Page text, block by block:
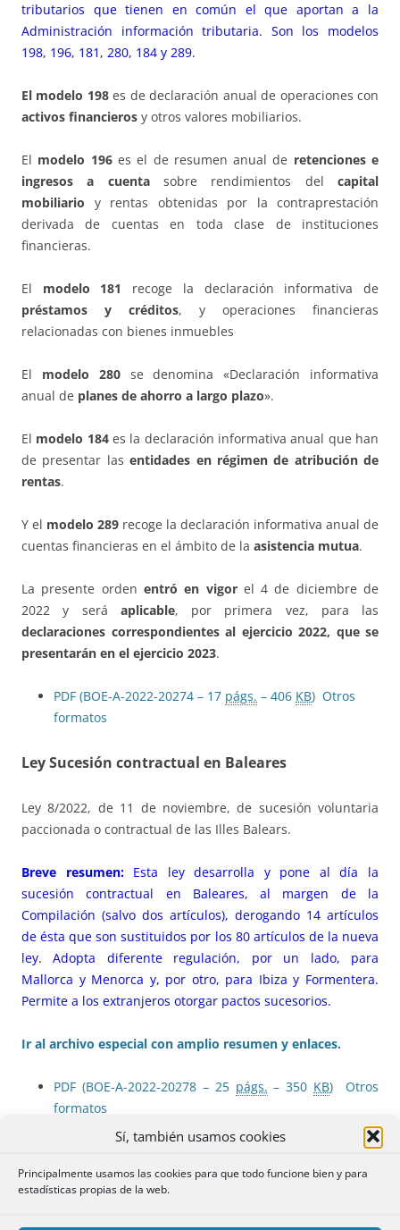
Sí, también usamos cookies
Principalmente usamos las cookies para que todo funcione bien y para
estadísticas propias de la web.
tributarios que tienen en común el que aportan a la
Administración información tributaria. Son los modelos
198, 196, 181, 280, 184 y 289.
El modelo 198es de declaración anual de operaciones con
activos financieros y otros valores mobiliarios.
El modelo 196 es el de resumen anual de retenciones e
ingresos a cuentasobre rendimientos delcapital
mobiliario y rentas obtenidas por la contraprestación
derivada de cuentas en toda clase de instituciones
financieras.
El modelo 181 recoge la declaración informativa de
préstamos y créditos, y operaciones financieras
relacionadas con bienes inmuebles
El modelo 280se denomina «Declaración informativa
anual de planes de ahorro a largo plazo».
El modelo 184es la declaración informativa anual que han
de presentar lasentidades en régimen de atribución de
rentas.
Y el modelo 289 recoge la declaración informativa anual de
cuentas financieras en el ámbito de la asistencia mutua.
La presente orden entró en vigorel 4 de diciembre de
2022 y será aplicable, por primera vez, para las
declaraciones correspondientes al ejercicio 2022, que se
presentarán en el ejercicio 2023.
PDF (BOE-A-2022-20274 – 17 págs. – 406 KB) Otros
formatos
Ley Sucesión contractual en Baleares
Ley 8/2022, de 11 de noviembre, de sucesión voluntaria
paccionada o contractual de las Illes Balears.
Breve resumen:Esta ley desarrolla y pone al día la
sucesión contractual en Baleares, al margen de la
Compilación (salvo dos artículos), derogando 14 artículos
de ésta que son sustituidos por los 80 artículos de la nueva
ley. Adopta diferente regulación, por un lado, para
Mallorca y Menorca y, por otro, para Ibiza y Formentera.
Permite a los extranjeros otorgar pactos sucesorios.
Ir al archivo especial con amplio resumen y enlaces.
PDF (BOE-A-2022-20278 – 25 págs. – 350 KB)
Otros
formatos
movimientos de medios de pago
Orden ETD/1217/2022, de 29 de noviembre, por la que se